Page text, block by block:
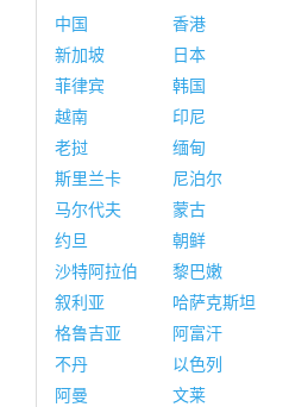
中国 香港
新加坡
日本
菲律宾
韩国
越南
印尼
老挝
缅甸
斯里兰卡
尼泊尔
马尔代夫
蒙古
约旦
朝鲜
沙特阿拉伯
黎巴嫩
叙利亚
哈萨克斯坦
格鲁吉亚
阿富汗
不丹
以色列
阿曼
文莱